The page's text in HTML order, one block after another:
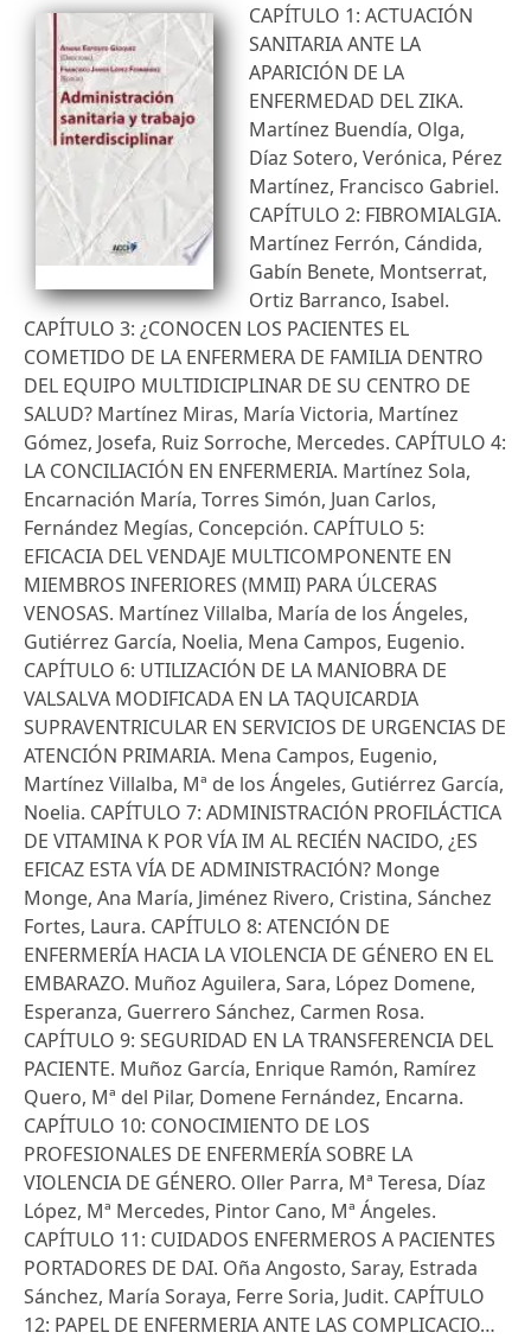
CAPÍTULO 1: ACTUACIÓN
SANITARIA ANTE LA
APARICIÓN DE LA
ENFERMEDAD DEL ZIKA.
Martínez Buendía, Olga,
Díaz Sotero, Verónica, Pérez
Martínez, Francisco Gabriel.
CAPÍTULO 2: FIBROMIALGIA.
Martínez Ferrón, Cándida,
Gabín Benete, Montserrat,
Ortiz Barranco, Isabel.
CAPÍTULO 3: ¿CONOCEN LOS PACIENTES EL
COMETIDO DE LA ENFERMERA DE FAMILIA DENTRO
DEL EQUIPO MULTIDICIPLINAR DE SU CENTRO DE
SALUD? Martínez Miras, María Victoria, Martínez
Gómez, Josefa, Ruiz Sorroche, Mercedes. CAPÍTULO 4:
LA CONCILIACIÓN EN ENFERMERIA. Martínez Sola,
Encarnación María, Torres Simón, Juan Carlos,
Fernández Megías, Concepción. CAPÍTULO 5:
EFICACIA DEL VENDAJE MULTICOMPONENTE EN
MIEMBROS INFERIORES (MMII) PARA ÚLCERAS
VENOSAS. Martínez Villalba, María de los Ángeles,
Gutiérrez García, Noelia, Mena Campos, Eugenio.
CAPÍTULO 6: UTILIZACIÓN DE LA MANIOBRA DE
VALSALVA MODIFICADA EN LA TAQUICARDIA
SUPRAVENTRICULAR EN SERVICIOS DE URGENCIAS DE
ATENCIÓN PRIMARIA. Mena Campos, Eugenio,
Martínez Villalba, Mª de los Ángeles, Gutiérrez García,
Noelia. CAPÍTULO 7: ADMINISTRACIÓN PROFILÁCTICA
DE VITAMINA K POR VÍA IM AL RECIÉN NACIDO, ¿ES
EFICAZ ESTA VÍA DE ADMINISTRACIÓN? Monge
Monge, Ana María, Jiménez Rivero, Cristina, Sánchez
Fortes, Laura. CAPÍTULO 8: ATENCIÓN DE
ENFERMERÍA HACIA LA VIOLENCIA DE GÉNERO EN EL
EMBARAZO. Muñoz Aguilera, Sara, López Domene,
Esperanza, Guerrero Sánchez, Carmen Rosa.
CAPÍTULO 9: SEGURIDAD EN LA TRANSFERENCIA DEL
PACIENTE. Muñoz García, Enrique Ramón, Ramírez
Quero, Mª del Pilar, Domene Fernández, Encarna.
CAPÍTULO 10: CONOCIMIENTO DE LOS
PROFESIONALES DE ENFERMERÍA SOBRE LA
VIOLENCIA DE GÉNERO. Oller Parra, Mª Teresa, Díaz
López, Mª Mercedes, Pintor Cano, Mª Ángeles.
CAPÍTULO 11: CUIDADOS ENFERMEROS A PACIENTES
PORTADORES DE DAI. Oña Angosto, Saray, Estrada
Sánchez, María Soraya, Ferre Soria, Judit. CAPÍTULO
12: PAPEL DE ENFERMERIA ANTE LAS COMPLICACIO…